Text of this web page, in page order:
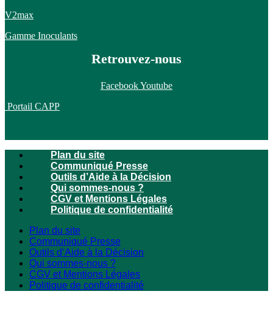
V2max
Gamme Inoculants
Retrouvez-nous
FacebookYoutube
Portail CAPP
Plan du site
Communiqué Presse
Outils d’Aide à la Décision
Qui sommes-nous ?
CGV et Mentions Légales
Politique de confidentialité
Plan du site
Communiqué Presse
Outils d’Aide à la Décision
Qui sommes-nous ?
CGV et Mentions Légales
Politique de confidentialité